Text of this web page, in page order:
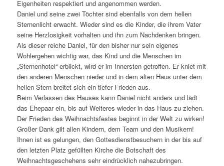
Eigenheiten respektiert und angenommen werden.
Daniel und seine zwei Töchter sind ebenfalls von dem hellen
Sternenlicht erwacht. Wieder sind es die Kinder, die ihrem Vater
seine Herzlosigkeit vorhalten und ihn zum Nachdenken bringen.
Als dieser reiche Daniel, für den bisher nur sein eigenes
Wohlergehen wichtig war, das Kind und die Menschen im
„Sternenhotel“ erblickt, wird er im Innersten getroffen. Er kniet mit
den anderen Menschen nieder und in dem alten Haus unter dem
hellen Stern breitet sich ein tiefer Frieden aus.
Beim Verlassen des Hauses kann Daniel nicht anders und lädt
das Ehepaar ein, bis auf Weiteres wieder in das Haus zu ziehen.
Der Frieden des Weihnachtsfestes beginnt in der Welt zu wirken!
Großer Dank gilt allen Kindern, dem Team und den Musikern!
Ihnen ist es gelungen, den Gottesdienstbesuchern in der bis auf
den letzten Platz gefüllten Kirche die Botschaft des
Weihnachtsgeschehens sehr eindrücklich nahezubringen.